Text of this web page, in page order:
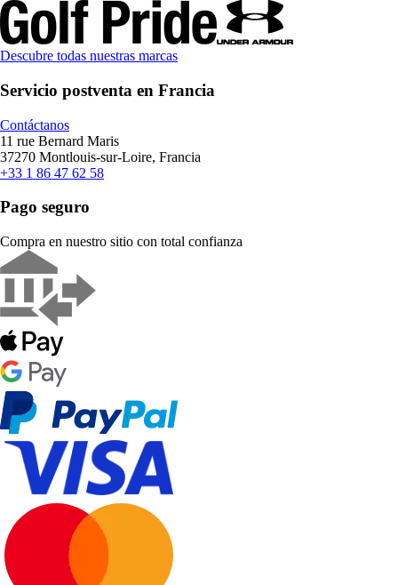
Descubre todas nuestras marcas
Servicio postventa en Francia
Contáctanos
11 rue Bernard Maris
37270 Montlouis-sur-Loire, Francia
+33 1 86 47 62 58
Pago seguro
Compra en nuestro sitio con total confianza